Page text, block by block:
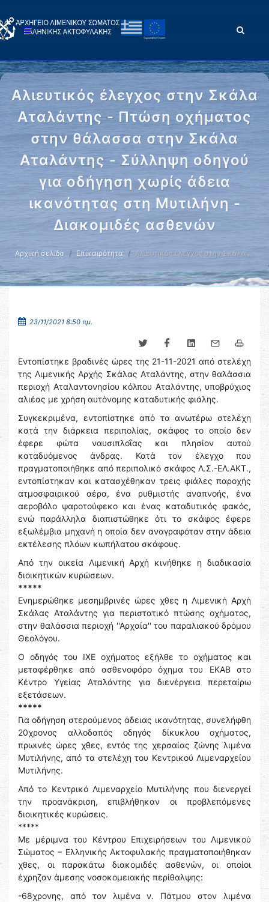
Αλιευτικός έλεγχος στην Σκάλα
Αταλάντης - Πτώση οχήματος
στην θάλασσα στην Σκάλα
Αταλάντης - Σύλληψη οδηγού
για οδήγηση χωρίς άδεια
ικανότητας στη Μυτιλήνη -
Διακομιδές ασθενών
Αρχική σελίδα Επικαιρότητα Αλιευτικός έλεγχος στην Σκάλα …
23/11/2021 8:50 πμ.
Εντοπίστηκε βραδινές ώρες της 21-11-2021 από στελέχη
της Λιμενικής Αρχής Σκάλας Αταλάντης, στην θαλάσσια
περιοχή Αταλαντονησίου κόλπου Αταλάντης, υποβρύχιος
αλιέας με χρήση αυτόνομης καταδυτικής φιάλης.
Συγκεκριμένα, εντοπίστηκε από τα ανωτέρω στελέχη
κατά την διάρκεια περιπολίας, σκάφος το οποίο δεν
έφερε φώτα ναυσιπλοΐας και πλησίον αυτού
καταδυόμενος άνδρας. Κατά τον έλεγχο που
πραγματοποιήθηκε από περιπολικό σκάφος Λ.Σ.-ΕΛ.ΑΚΤ.,
εντοπίστηκαν και κατασχέθηκαν τρεις φιάλες παροχής
ατμοσφαιρικού αέρα, ένα ρυθμιστής αναπνοής, ένα
αεροβόλο ψαροτούφεκο και ένας καταδυτικός φακός,
ενώ παράλληλα διαπιστώθηκε ότι το σκάφος έφερε
εξωλέμβια μηχανή η οποία δεν αναγραφόταν στην άδεια
εκτέλεσης πλόων κωπήλατου σκάφους.
Από την οικεία Λιμενική Αρχή κινήθηκε η διαδικασία
διοικητικών κυρώσεων.
*****
Ενημερώθηκε μεσημβρινές ώρες χθες η Λιμενική Αρχή
Σκάλας Αταλάντης για περιστατικό πτώσης οχήματος,
στην θαλάσσια περιοχή ''Αρχαία'' του παραλιακού δρόμου
Θεολόγου.
Ο οδηγός του ΙΧΕ οχήματος εξήλθε το οχήματος και
μεταφέρθηκε από ασθενοφόρο όχημα του ΕΚΑΒ στο
Κέντρο Υγείας Αταλάντης για διενέργεια περεταίρω
εξετάσεων.
*****
Για οδήγηση στερούμενος άδειας ικανότητας, συνελήφθη
20χρονος αλλοδαπός οδηγός δίκυκλου οχήματος,
πρωινές ώρες χθες, εντός της χερσαίας ζώνης λιμένα
Μυτιλήνης, από τα στελέχη του Κεντρικού Λιμεναρχείου
Μυτιλήνης.
Από το Κεντρικό Λιμεναρχείο Μυτιλήνης που διενεργεί
την προανάκριση, επιβλήθηκαν οι προβλεπόμενες
διοικητικές κυρώσεις.
*****
Με μέριμνα του Κέντρου Επιχειρήσεων του Λιμενικού
Σώματος – Ελληνικής Ακτοφυλακής πραγματοποιήθηκαν
χθες, οι παρακάτω διακομιδές ασθενών, οι οποίοι
έχρηζαν άμεσης νοσοκομειακής περίθαλψης:
-68χρονης, από τον λιμένα ν. Πάτμου στον λιμένα